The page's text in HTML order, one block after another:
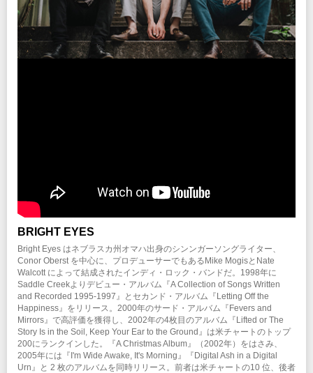
企画・制作・招聘：クリエイティブマンプロダクション
チケット先行
クリエイティブマン 3A 会員先行
期間：6/18(水)15:00～6/22(日)18:00
クリエイティブマン モバイル 会員先行
期間：6/18(水)18:00～6/22(日)18:00
チケットぴあ
ローソンチケット
※Web販売のみ
注意事項
※未就学児(6歳未満)のご入場はお断りいたします。
※ハンディキャップエリアご利用希望の方はこちらより申請をお願いします。
（チケットご購入後、早めの申請にご協力をお願いします。）
INFO
クリエイティブマン：03-3499-6669 (月・水・金 12:00〜16:00)
協力： BIG NOTHING
企画・制作・招聘：クリエイティブマンプロダクション
BRIGHT EYES
Bright Eyes はネブラスカ州オマハ出身のシンンガーソングライター、
Conor Oberst を中心に、プロデューサーでもあるMike MogisとNate
Walcott によって結成されたインディ・ロック・バンドだ。1998年に
Saddle Creekよりデビュー・アルバム『A Collection of Songs Written
and Recorded 1995-1997』とセカンド・アルバム『Letting Off the
Happiness』をリリース。2000年のサード・アルバム『Fevers and
Mirrors』で高評価を獲得し、2002年の4枚目のアルバム『Lifted or The
Story Is in the Soil, Keep Your Ear to the Ground』は米チャートのトップ
200にランクインした。『A Christmas Album』（2002年）をはさみ、
2005年には『I'm Wide Awake, It's Morning』『Digital Ash in a Digital
Urn』と 2 枚のアルバムを同時リリース。前者は米チャートの10 位、後者